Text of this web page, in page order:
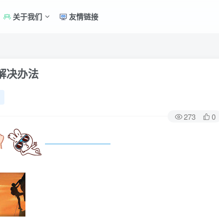
关于我们 友情链接
决办法
273 0